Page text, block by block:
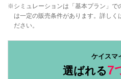
シミュレーションは「基本プラン」
は一定の販売条件があります。詳しく
ださい。
ケイスマ
選ばれる7